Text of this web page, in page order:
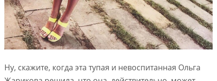
Ну, скажите, когда эта тупая и невоспитанная Ольга